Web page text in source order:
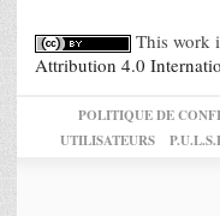
This work
Attribution 4.0
POLITIQUE DE
UTILISATEURS